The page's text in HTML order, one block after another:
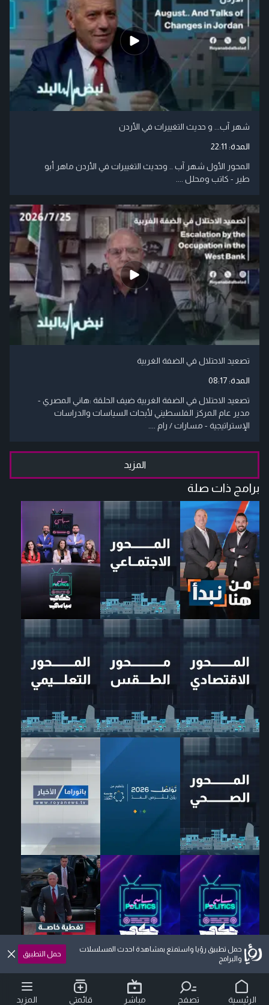
شهر آب... و حديث التغييرات في الأردن
المدة: 22:11
المحور الأول شهر آب .. وحديث التغييرات في الأردن ماهر أبو
طير - كاتب ومحلل ....
تصعيد الاحتلال في الضفة الغربية
المدة:08:17
تصعيد الاحتلال في الضفة الغربية ضيف الحلقة :هاني المصري -
مدير عام المركز الفلسطيني لأبحاث السياسات والدراسات
الإستراتيجية - مسارات / رام ....
المزيد
برامج ذات صلة
حمل تطبيق رؤيا واستمتع بمشاهدة احدث المسلسلات
والبرامج
حمل التطبيق
الرئيسية تصفح مباشر قائمتي المزيد